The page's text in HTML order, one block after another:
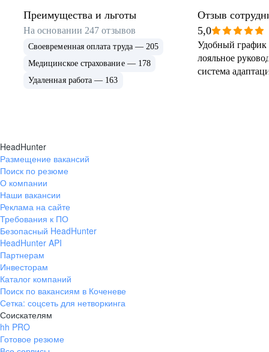
Преимущества и льготы
На основании 247 отзывов
Своевременная оплата труда — 205
Медицинское страхование — 178
Удаленная работа — 163
Отзыв
5,0
Удобный график
лояльное
система
HeadHunter
Размещение вакансий
Поиск по резюме
О компании
Наши вакансии
Реклама на сайте
Требования к ПО
Безопасный HeadHunter
HeadHunter API
Партнерам
Инвесторам
Каталог компаний
Поиск по вакансиям в Коченеве
Сетка: соцсеть для нетворкинга
Соискателям
hh PRO
Готовое резюме